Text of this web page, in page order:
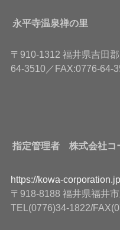
永平寺温泉禅の里
〒910-1312 福井県吉田
64-3510／FAX:0776-64-
指定管理者 株式会社コ
https://kowa-corporation.jp
〒918-8188 福井県福井
TEL(0776)34-1822/